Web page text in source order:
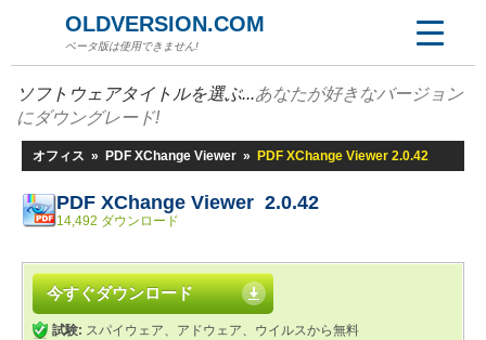
OLDVERSION.COM
ベータ版は使用できません!
ソフトウェアタイトルを選ぶ...あなたが好きなバージョン
にダウングレード!
オフィス » PDF XChange Viewer » PDF XChange Viewer 2.0.42
PDF XChange Viewer 2.0.42
14,492 ダウンロード
今すぐダウンロード
試験: スパイウェア、アドウェア、ウイルスから無料